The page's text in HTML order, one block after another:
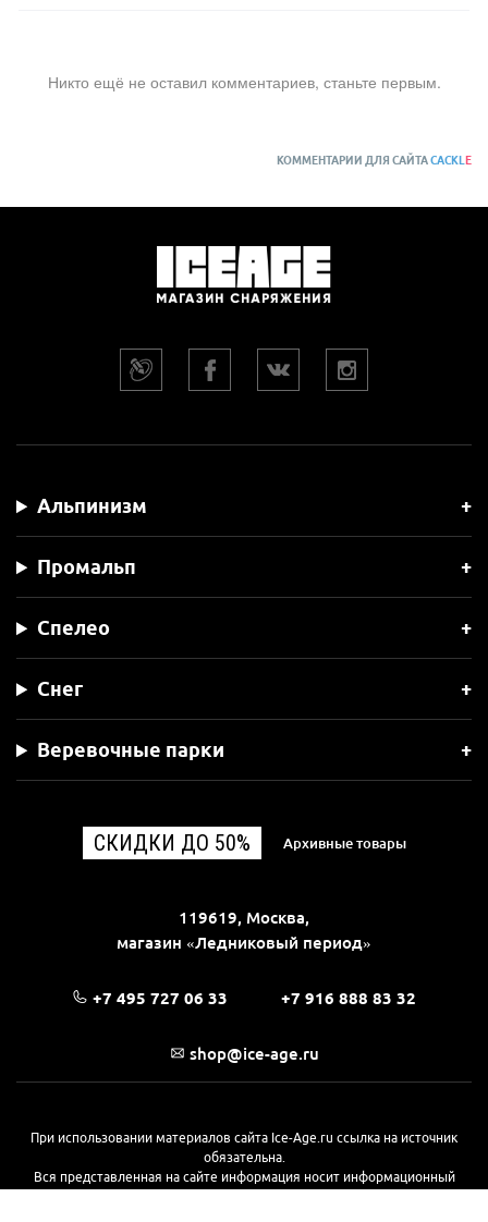
Никто ещё не оставил комментариев, станьте первым.
КОММЕНТАРИИ ДЛЯ САЙТАCACKL E
Альпинизм
Промальп
Спелео
Снег
Веревочные парки
СКИДКИ ДО 50% Архивные товары
119619, Москва,
магазин «Ледниковый период»
+7 495 727 06 33 +7 916 888 83 32
shop@ice-age.ru
При использовании материалов сайта Ice-Age.ru ссылка на источник
обязательна.
Вся представленная на сайте информация носит информационный